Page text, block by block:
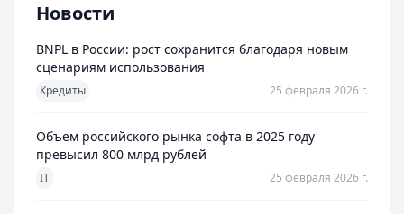
Новости
BNPL в России: рост сохранится благодаря новым
сценариям использования
Кредиты 25 февраля 2026 г.
Объем российского рынка софта в 2025 году
превысил 800 млрд рублей
IT 25 февраля 2026 г.